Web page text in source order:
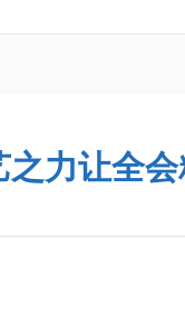
力让全